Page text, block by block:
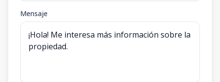
Mensaje